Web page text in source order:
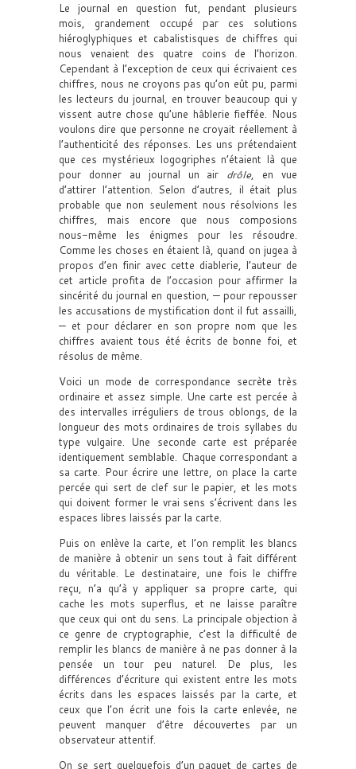
Le journal en question fut, pendant plusieurs
mois, grandement occupé par ces solutions
hiéroglyphiques et cabalistisques de chiffres qui
nous venaient des quatre coins de l’horizon.
Cependant à l’exception de ceux qui écrivaient ces
chiffres, nous ne croyons pas qu’on eût pu, parmi
les lecteurs du journal, en trouver beaucoup qui y
vissent autre chose qu’une hâblerie fieffée. Nous
voulons dire que personne ne croyait réellement à
l’authenticité des réponses. Les uns prétendaient
que ces mystérieux logogriphes n’étaient là que
pour donner au journal un air drôle, en vue
d’attirer l’attention. Selon d’autres, il était plus
probable que non seulement nous résolvions les
chiffres, mais encore que nous composions
nous-même les énigmes pour les résoudre.
Comme les choses en étaient là, quand on jugea à
propos d’en finir avec cette diablerie, l’auteur de
cet article profita de l’occasion pour affirmer la
sincérité du journal en question, — pour repousser
les accusations de mystification dont il fut assailli,
— et pour déclarer en son propre nom que les
chiffres avaient tous été écrits de bonne foi, et
résolus de même.
Voici un mode de correspondance secrète très
ordinaire et assez simple. Une carte est percée à
des intervalles irréguliers de trous oblongs, de la
longueur des mots ordinaires de trois syllabes du
type vulgaire. Une seconde carte est préparée
identiquement semblable. Chaque correspondant a
sa carte. Pour écrire une lettre, on place la carte
percée qui sert de clef sur le papier, et les mots
qui doivent former le vrai sens s’écrivent dans les
espaces libres laissés par la carte.
Puis on enlève la carte, et l’on remplit les blancs
de manière à obtenir un sens tout à fait différent
du véritable. Le destinataire, une fois le chiffre
reçu, n’a qu’à y appliquer sa propre carte, qui
cache les mots superflus, et ne laisse paraître
que ceux qui ont du sens. La principale objection à
ce genre de cryptographie, c’est la difficulté de
remplir les blancs de manière à ne pas donner à la
pensée un tour peu naturel. De plus, les
différences d’écriture qui existent entre les mots
écrits dans les espaces laissés par la carte, et
ceux que l’on écrit une fois la carte enlevée, ne
peuvent manquer d’être découvertes par un
observateur attentif.
On se sert quelquefois d’un paquet de cartes de